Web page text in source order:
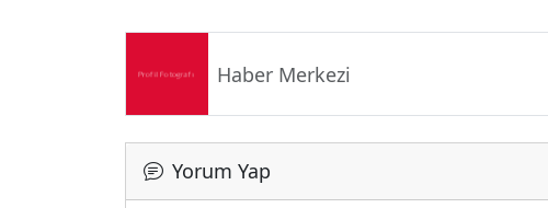
Haber Merkezi
Yorum Yap